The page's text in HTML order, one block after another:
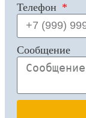
Телефон
Сообщение